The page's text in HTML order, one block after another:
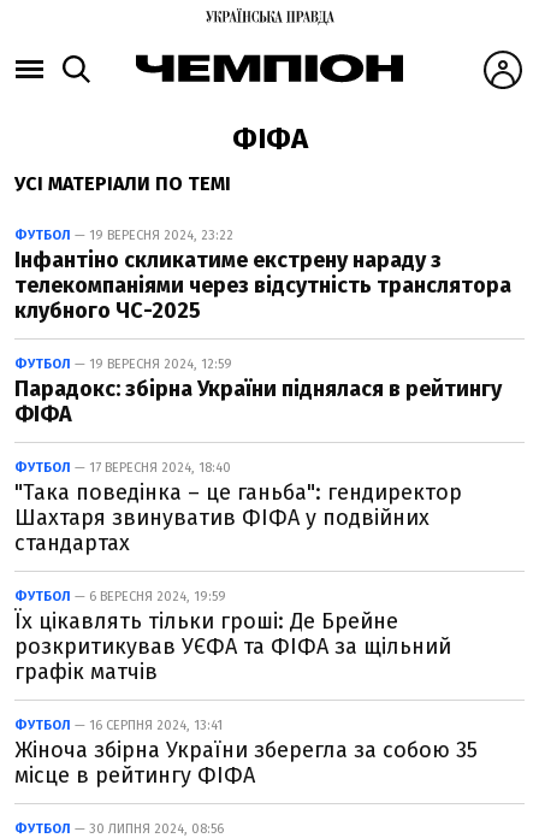
ФІФА
УСІ МАТЕРІАЛИ ПО ТЕМІ
ФУТБОЛ — 19 ВЕРЕСНЯ 2024, 23:22
Інфантіно скликатиме екстрену нараду з
телекомпаніями через відсутність транслятора
клубного ЧС-2025
ФУТБОЛ — 19 ВЕРЕСНЯ 2024, 12:59
Парадокс: збірна України піднялася в рейтингу
ФІФА
ФУТБОЛ — 17 ВЕРЕСНЯ 2024, 18:40
"Така поведінка – це ганьба": гендиректор
Шахтаря звинуватив ФІФА у подвійних
стандартах
ФУТБОЛ — 6 ВЕРЕСНЯ 2024, 19:59
Їх цікавлять тільки гроші: Де Брейне
розкритикував УЄФА та ФІФА за щільний
графік матчів
ФУТБОЛ — 16 СЕРПНЯ 2024, 13:41
Жіноча збірна України зберегла за собою 35
місце в рейтингу ФІФА
ФУТБОЛ — 30 ЛИПНЯ 2024, 08:56